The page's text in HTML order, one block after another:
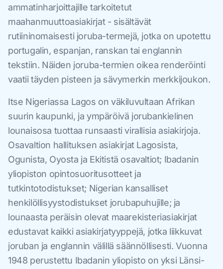
ammatinharjoittajille tarkoitetut
maahanmuuttoasiakirjat - sisältävät
rutiininomaisesti joruba-termejä, jotka on upotettu
portugalin, espanjan, ranskan tai englannin
tekstiin. Näiden joruba-termien oikea renderöinti
vaatii täyden pisteen ja sävymerkin merkkijoukon.
Itse Nigeriassa Lagos on väkiluvultaan Afrikan
suurin kaupunki, ja ympäröivä jorubankielinen
lounaisosa tuottaa runsaasti virallisia asiakirjoja.
Osavaltion hallituksen asiakirjat Lagosista,
Ogunista, Oyosta ja Ekitistä osavaltiot; Ibadanin
yliopiston opintosuoritusotteet ja
tutkintotodistukset; Nigerian kansalliset
henkilöllisyystodistukset jorubapuhujille; ja
lounaasta peräisin olevat maarekisteriasiakirjat
edustavat kaikki asiakirjatyyppejä, jotka liikkuvat
joruban ja englannin välillä säännöllisesti. Vuonna
1948 perustettu Ibadanin yliopisto on yksi Länsi-